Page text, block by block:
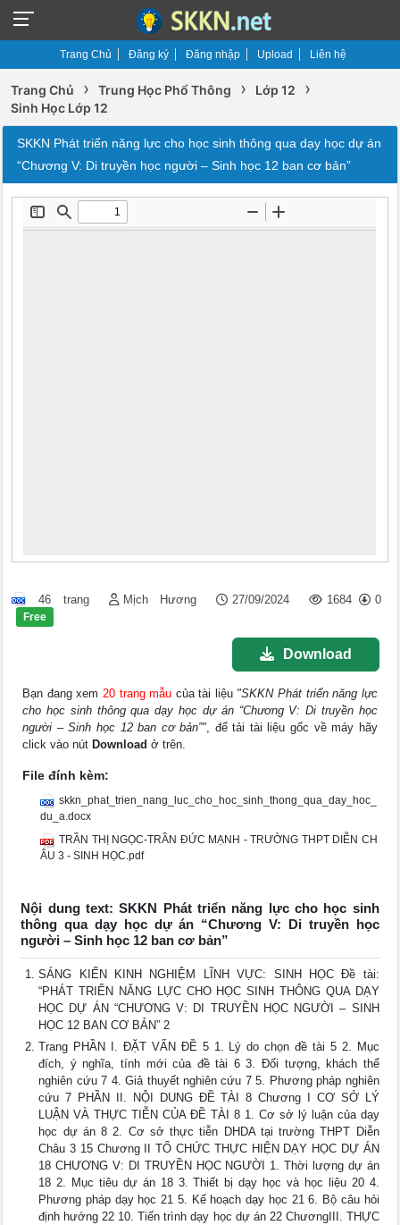
Trang Chủ Đăng ký Đăng nhập Upload Liên hệ
Trang Chủ › Trung Học Phổ Thông › Lớp 12 ›
Sinh Học Lớp 12
SKKN Phát triển năng lực cho học sinh thông qua dạy học dự án
“Chương V: Di truyền học người – Sinh học 12 ban cơ bản”
46 trang Mịch Hương 27/09/2024 1684 0
Free
Download
Bạn đang xem 20 trang mẫu của tài liệu "SKKN Phát triển năng lực
cho học sinh thông qua dạy học dự án “Chương V: Di truyền học
người – Sinh học 12 ban cơ bản”", để tải tài liệu gốc về máy hãy
click vào nút Download ở trên.
File đính kèm:
skkn_phat_trien_nang_luc_cho_hoc_sinh_thong_qua_day_hoc_
du_a.docx
TRẦN THỊ NGỌC-TRẦN ĐỨC MẠNH - TRƯỜNG THPT DIỄN CH
ÂU 3 - SINH HỌC.pdf
Nội dung text: SKKN Phát triển năng lực cho học sinh
thông qua dạy học dự án “Chương V: Di truyền học
người – Sinh học 12 ban cơ bản”
SÁNG KIẾN KINH NGHIỆM LĨNH VỰC: SINH HỌC Đề tài:
“PHÁT TRIỂN NĂNG LỰC CHO HỌC SINH THÔNG QUA DẠY
HỌC DỰ ÁN “CHƯƠNG V: DI TRUYỀN HỌC NGƯỜI – SINH
HỌC 12 BAN CƠ BẢN” 2
Trang PHẦN I. ĐẶT VẤN ĐỀ 5 1. Lý do chọn đề tài 5 2. Mục
đích, ý nghĩa, tính mới của đề tài 6 3. Đối tượng, khách thể
nghiên cứu 7 4. Giả thuyết nghiên cứu 7 5. Phương pháp nghiên
cứu 7 PHẦN II. NỘI DUNG ĐỀ TÀI 8 Chương I CƠ SỞ LÝ
LUẬN VÀ THỰC TIỄN CỦA ĐỀ TÀI 8 1. Cơ sở lý luận của dạy
học dự án 8 2. Cơ sở thực tiễn DHDA tại trường THPT Diễn
Châu 3 15 Chương II TỔ CHỨC THỰC HIỆN DẠY HỌC DỰ ÁN
18 CHƯƠNG V: DI TRUYỀN HỌC NGƯỜI 1. Thời lượng dự án
18 2. Mục tiêu dự án 18 3. Thiết bị dạy học và học liệu 20 4.
Phương pháp dạy học 21 5. Kế hoạch dạy học 21 6. Bộ câu hỏi
định hướng 22 10. Tiến trình dạy học dự án 22 ChươngIII. THỰC